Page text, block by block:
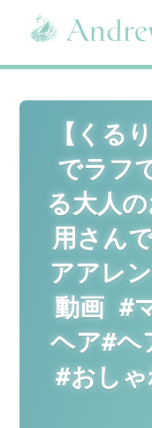
content
【くる
でラフ
る大人
用さん
アアレ
動画 #
ヘア#ヘ
#おし